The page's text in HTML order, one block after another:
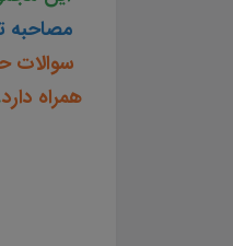
مصاحبه
سوالات
همراه دارد